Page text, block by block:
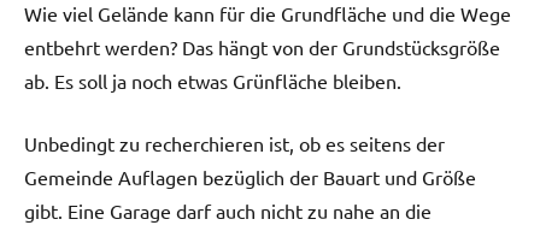
Wie viel Gelände kann für die Grundfläche und die Wege
entbehrt werden? Das hängt von der Grundstücksgröße
ab. Es soll ja noch etwas Grünfläche bleiben.
Unbedingt zu recherchieren ist, ob es seitens der
Gemeinde Auflagen bezüglich der Bauart und Größe
gibt. Eine Garage darf auch nicht zu nahe an die